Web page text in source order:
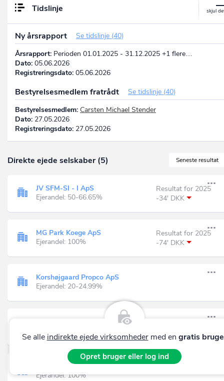
Tidslinje
Ny årsrapport
Se tidslinje (40)
Årsrapport: Perioden 01.01.2025 - 31.12.2025 +1 flere…
Dato: 05.06.2026
Registreringsdato: 05.06.2026
Bestyrelsesmedlem fratrådt
Se tidslinje (40)
Bestyrelsesmedlem: Carsten Michael Stender
Dato: 27.05.2026
Registreringsdato: 27.05.2026
Seneste resultat
Direkte ejede selskaber (5)
JV SFM-SI - I ApS
Ejerandel: 50-66.65%
Resultat for 2025
-34' DKK
MG Park Koege ApS
Ejerandel: 100%
Resultat for 2025
-74' DKK
Korshøjgaard Propco ApS
Ejerandel: 20-24.99%
DC Roedby I ApS
Ejerandel: 100%
Se alle indirekte ejede virksomhedermed en gratis
Opret bruger eller log ind